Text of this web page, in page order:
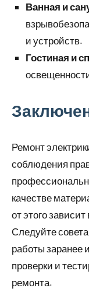
Ванная и
и устройств.
Гостиная и
Ремонт
соблюдения
качестве
от этого
Следуйте
работы заранее
проверки и
ремонта.